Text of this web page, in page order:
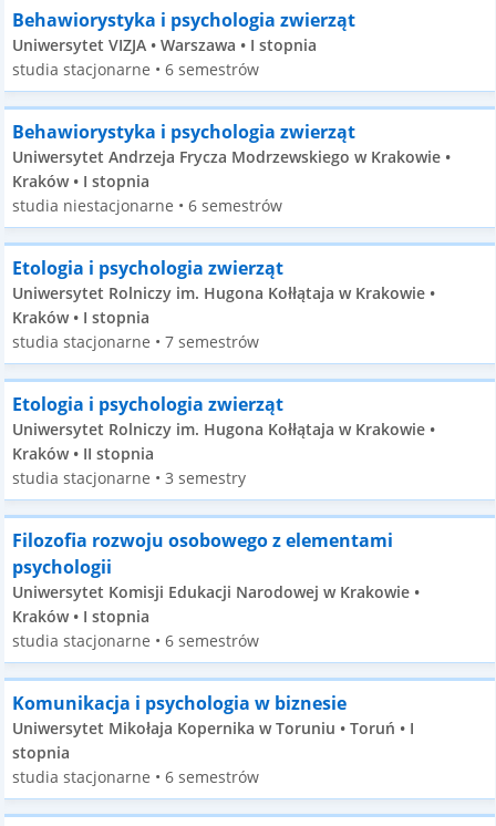
Behawiorystyka i psychologia zwierząt
Uniwersytet VIZJA • Warszawa • I stopnia
studia stacjonarne • 6 semestrów
Behawiorystyka i psychologia zwierząt
Uniwersytet Andrzeja Frycza Modrzewskiego w Krakowie •
Kraków • I stopnia
studia niestacjonarne • 6 semestrów
Etologia i psychologia zwierząt
Uniwersytet Rolniczy im. Hugona Kołłątaja w Krakowie •
Kraków • I stopnia
studia stacjonarne • 7 semestrów
Etologia i psychologia zwierząt
Uniwersytet Rolniczy im. Hugona Kołłątaja w Krakowie •
Kraków • II stopnia
studia stacjonarne • 3 semestry
Filozofia rozwoju osobowego z elementami
psychologii
Uniwersytet Komisji Edukacji Narodowej w Krakowie •
Kraków • I stopnia
studia stacjonarne • 6 semestrów
Komunikacja i psychologia w biznesie
Uniwersytet Mikołaja Kopernika w Toruniu • Toruń • I
stopnia
studia stacjonarne • 6 semestrów